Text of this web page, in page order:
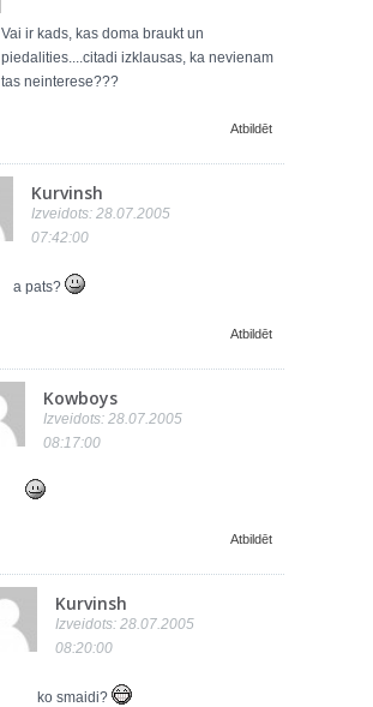
Vai ir kads, kas doma braukt un
piedalities....citadi izklausas, ka nevienam
tas neinterese???
Atbildēt
Kurvinsh
Izveidots: 28.07.2005
07:42:00
a pats?
Atbildēt
Kowboys
Izveidots: 28.07.2005
08:17:00
Atbildēt
Kurvinsh
Izveidots: 28.07.2005
08:20:00
ko smaidi?